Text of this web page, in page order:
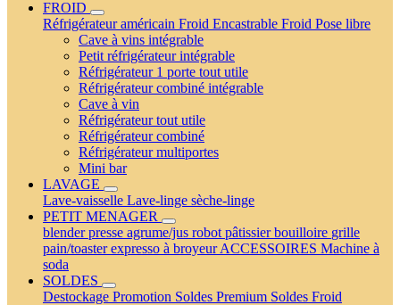
FROID
Réfrigérateur américain Froid Encastrable Froid Pose libre
Cave à vins intégrable
Petit réfrigérateur intégrable
Réfrigérateur 1 porte tout utile
Réfrigérateur combiné intégrable
Cave à vin
Réfrigérateur tout utile
Réfrigérateur combiné
Réfrigérateur multiportes
Mini bar
LAVAGE
Lave-vaisselle Lave-linge sèche-linge
PETIT MENAGER
blenderpresse agrume/jus robot pâtissierbouilloire grille
pain/toasterexpresso à broyeurACCESSOIRES Machine à
soda
SOLDES
Destockage Promotion Soldes Premium Soldes Froid